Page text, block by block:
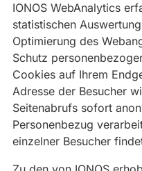
IONOS WebAnalytics
statistischen
Optimierung des
Schutz
Cookies auf Ihrem
Adresse der Besucher
Seitenabrufs sofort
Personenbezug
einzelner Besucher